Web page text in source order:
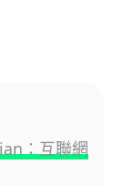
：互聯網